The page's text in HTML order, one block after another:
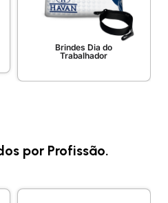
Brindes Dia do
Trabalhador
por Profissão.